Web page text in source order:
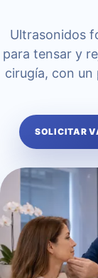
Ultrasonidos
para tensar y
cirugía, con un
SOLICITAR